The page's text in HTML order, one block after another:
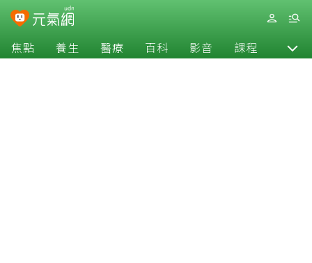
焦點 養生 醫療 百科 影音 課程 退休